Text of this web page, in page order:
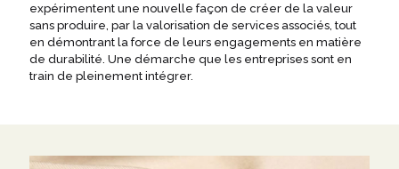
expérimentent une nouvelle façon de créer de la valeur
sans produire, par la valorisation de services associés, tout
en démontrant la force de leurs engagements en matière
de durabilité. Une démarche que les entreprises sont en
train de pleinement intégrer.